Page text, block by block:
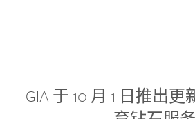
GIA 于 10 月 1 日推出